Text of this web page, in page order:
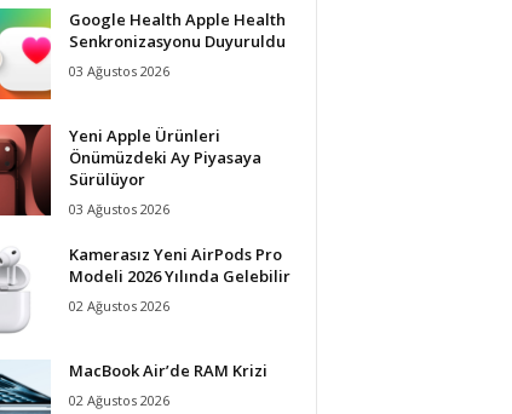
Google Health Apple Health
Senkronizasyonu Duyuruldu
03 Ağustos 2026
Yeni Apple Ürünleri
Önümüzdeki Ay Piyasaya
Sürülüyor
03 Ağustos 2026
Kamerasız Yeni AirPods Pro
Modeli 2026 Yılında Gelebilir
02 Ağustos 2026
MacBook Air’de RAM Krizi
02 Ağustos 2026